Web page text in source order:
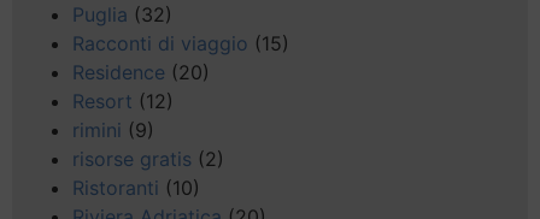
Puglia (32)
Racconti di viaggio (15)
Residence (20)
Resort (12)
rimini (9)
risorse gratis (2)
Ristoranti (10)